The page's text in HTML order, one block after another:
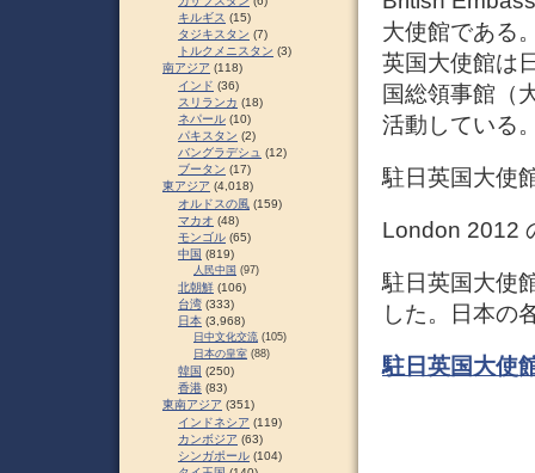
大使館である
英国大使館は
国総領事館（
活動している
駐日英国大使
London 2012
駐日英国大使
した。日本の
駐日英国大使
キルギス (15)
タジキスタン (7)
トルクメニスタン (3)
南アジア (118)
インド (36)
スリランカ (18)
ネパール (10)
パキスタン (2)
バングラデシュ (12)
ブータン (17)
東アジア (4,018)
オルドスの風 (159)
マカオ (48)
モンゴル (65)
中国 (819)
人民中国 (97)
北朝鮮 (106)
台湾 (333)
日本 (3,968)
日中文化交流 (105)
日本の皇室 (88)
韓国 (250)
香港 (83)
東南アジア (351)
インドネシア (119)
カンボジア (63)
シンガポール (104)